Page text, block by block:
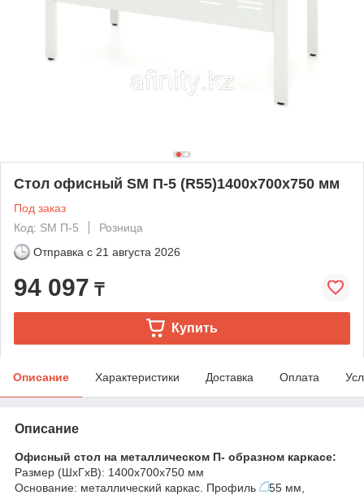
Стол офисный SМ П-5 (R55)1400х700х750 мм
Под заказ
Код: SM П-5
Розница
Отправка с 21 августа 2026
94 097 ₸
Купить
Описание Характеристики Доставка Оплата
Описание
Офисный стол на металлическом П- образном каркасе:
Размер (ШхГхВ): 1400х700х750 мм
Основание: металлический каркас. Профиль
55 мм,